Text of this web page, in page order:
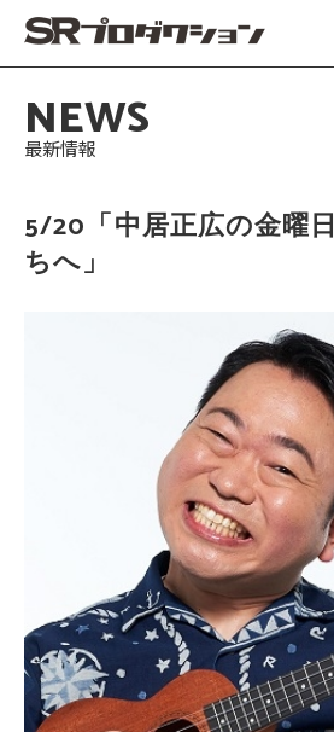
NEWS
最新情報
5/20「中居正広の金曜
ちへ」